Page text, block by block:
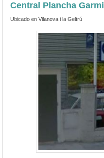
Central Plancha Garmi
Ubicado en Vilanova i la Geltrú